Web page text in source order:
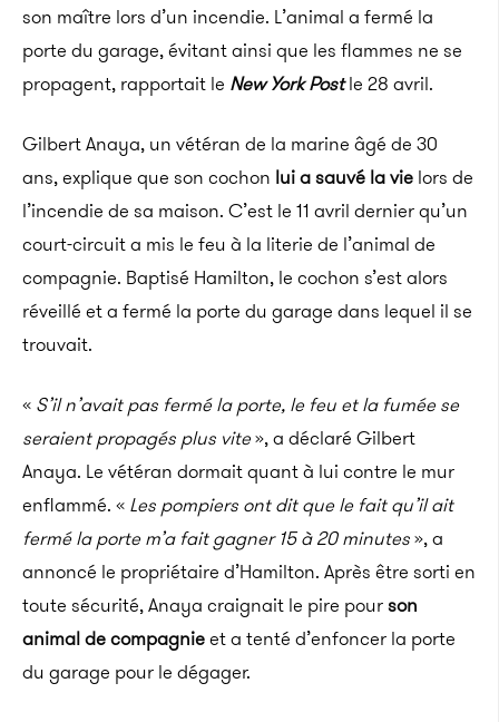
son maître lors d’un incendie. L’animal a fermé la
porte du garage, évitant ainsi que les flammes ne se
propagent, rapportait le New York Postle 28 avril.
Gilbert Anaya, un vétéran de la marine âgé de 30
ans, explique que son cochon lui a sauvé la vie lors de
l’incendie de sa maison. C’est le 11 avril dernier qu’un
court-circuit a mis le feu à la literie de l’animal de
compagnie. Baptisé Hamilton, le cochon s’est alors
réveillé et a fermé la porte du garage dans lequel il se
trouvait.
« S’il n’avait pas fermé la porte, le feu et la fumée se
seraient propagés plus vite», a déclaré Gilbert
Anaya. Le vétéran dormait quant à lui contre le mur
enflammé. « Les pompiers ont dit que le fait qu’il ait
fermé la porte m’a fait gagner 15 à 20 minutes», a
annoncé le propriétaire d’Hamilton. Après être sorti en
toute sécurité, Anaya craignait le pire pourson
animal de compagnieet a tenté d’enfoncer la porte
du garage pour le dégager.